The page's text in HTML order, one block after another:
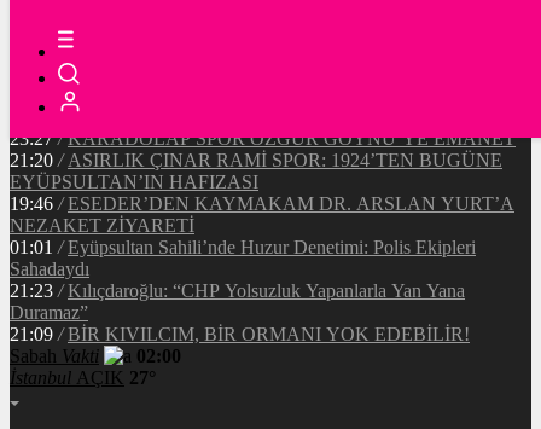
/ MHP EYÜPSULTAN TEŞKİLATI’NIN ACI GÜNÜ
13:33
/ BAŞKAN DR. MİTHAT BÜLENT ÖZMEN’DEN
KAMUOYUNA AÇIKLAMA
Makyaj Sanatçısı Uzay Damla Yıldız, Uluslararası
Başarılarıyla Türkiye’yi Temsil Ediyor
23:27 / KARADOLAP SPOR ÖZGÜR GÖYNÜ’YE EMANET
21:20 / ASIRLIK ÇINAR RAMİ SPOR: 1924’TEN BUGÜNE
EYÜPSULTAN’IN HAFIZASI
19:46 / ESEDER’DEN KAYMAKAM DR. ARSLAN YURT’A
NEZAKET ZİYARETİ
01:01 / Eyüpsultan Sahili’nde Huzur Denetimi: Polis Ekipleri
Sahadaydı
21:23 / Kılıçdaroğlu: “CHP Yolsuzluk Yapanlarla Yan Yana
Duramaz”
21:09 / BİR KIVILCIM, BİR ORMANI YOK EDEBİLİR!
Sabah Vakti
02:00
İstanbul AÇIK 27°